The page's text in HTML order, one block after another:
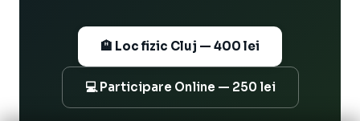
🏨 Loc fizic Cluj — 400 lei
💻 Participare Online — 250 lei